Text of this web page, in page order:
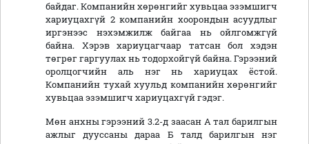
байдаг. Компанийн хөрөнгийг хувьцаа эзэмшигч
хариуцахгүй 2 компанийн хоорондын асуудлыг
иргэнээс нэхэмжилж байгаа нь ойлгомжгүй
байна. Хэрэв хариуцагчаар татсан бол хэдэн
төгрөг гаргуулах нь тодорхойгүй байна. Гэрээний
оролцогчийн аль нэг нь хариуцах ёстой.
Компанийн тухай хуульд компанийн хөрөнгийг
хувьцаа эзэмшигч хариуцахгүй гэдэг.
Мөн анхны гэрээний 3.2-д заасан А тал барилгын
ажлыг дууссаны дараа Б талд барилгын нэг